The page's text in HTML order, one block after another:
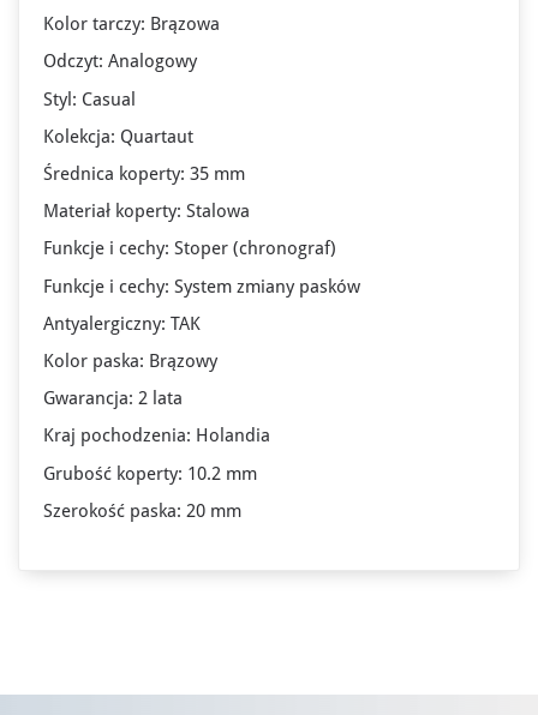
Kolor tarczy: Brązowa
Odczyt: Analogowy
Styl: Casual
Kolekcja: Quartaut
Średnica koperty: 35 mm
Materiał koperty: Stalowa
Funkcje i cechy: Stoper (chronograf)
Funkcje i cechy: System zmiany pasków
Antyalergiczny: TAK
Kolor paska: Brązowy
Gwarancja: 2 lata
Kraj pochodzenia: Holandia
Grubość koperty: 10.2 mm
Szerokość paska: 20 mm